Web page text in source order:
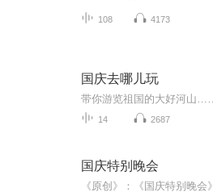
108 4173
国庆去哪儿玩
带你游览祖国的大好河山……
14 2687
国庆特别晚会